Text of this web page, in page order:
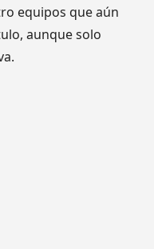
equipos que aún
aunque solo